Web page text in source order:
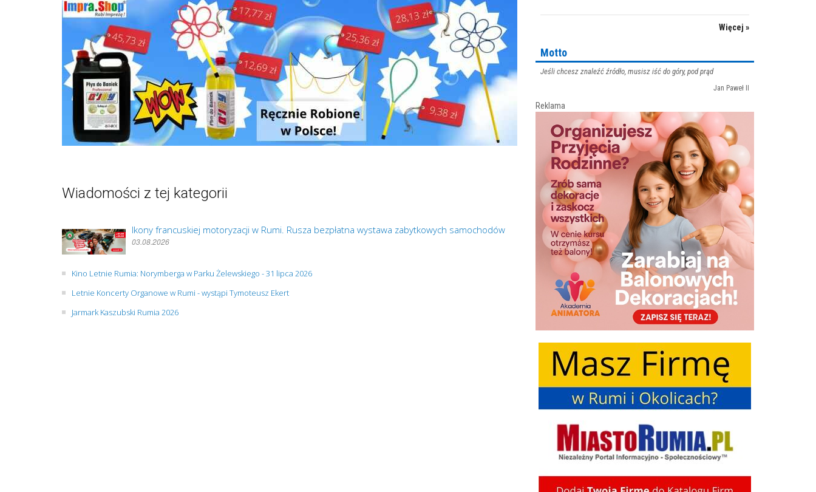
Wiadomości z tej kategorii
Ikony francuskiej motoryzacji w Rumi. Rusza bezpłatna wystawa zabytkowych samochodów
03.08.2026
Kino Letnie Rumia: Norymberga w Parku Żelewskiego - 31 lipca 2026
Letnie Koncerty Organowe w Rumi - wystąpi Tymoteusz Ekert
Jarmark Kaszubski Rumia 2026
Więcej »
Motto
Jeśli chcesz znaleźć źródło, musisz iść do góry, pod prąd
Jan Paweł II
Reklama